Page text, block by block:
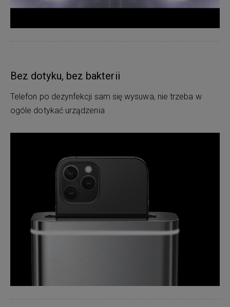
Bez dotyku, bez bakterii
Telefon po dezynfekcji sam się wysuwa, nie trzeba w
ogóle dotykać urządzenia